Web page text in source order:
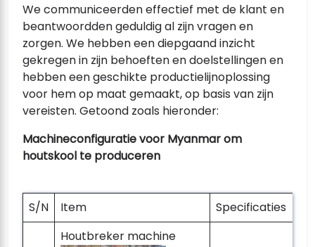
We communiceerden effectief met de klant en
beantwoordden geduldig al zijn vragen en
zorgen. We hebben een diepgaand inzicht
gekregen in zijn behoeften en doelstellingen en
hebben een geschikte productielijnoplossing
voor hem op maat gemaakt, op basis van zijn
vereisten. Getoond zoals hieronder:
Machineconfiguratie voor Myanmar om
houtskool te produceren
S/N Item Specificaties
Houtbreker machine